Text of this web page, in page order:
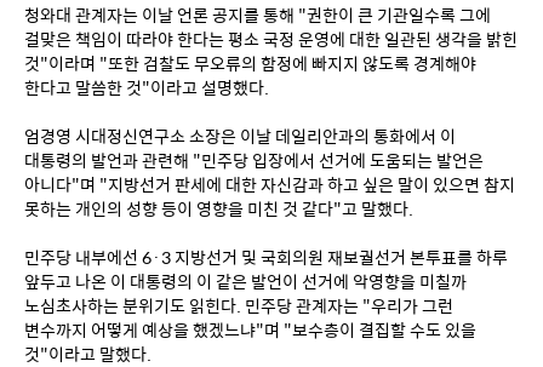
청와대 관계자는 이날 언론 공지를 통해 "권한이 큰 기관일수록 그에
걸맞은 책임이 따라야 한다는 평소 국정 운영에 대한 일관된 생각을 밝힌
것"이라며 "또한 검찰도 무오류의 함정에 빠지지 않도록 경계해야
한다고 말씀한 것"이라고 설명했다.
엄경영 시대정신연구소 소장은 이날 데일리안과의 통화에서 이
대통령의 발언과 관련해 "민주당 입장에서 선거에 도움되는 발언은
아니다"며 "지방선거 판세에 대한 자신감과 하고 싶은 말이 있으면 참지
못하는 개인의 성향 등이 영향을 미친 것 같다"고 말했다.
민주당 내부에선 6·3 지방선거 및 국회의원 재보궐선거 본투표를 하루
앞두고 나온 이 대통령의 이 같은 발언이 선거에 악영향을 미칠까
노심초사하는 분위기도 읽힌다. 민주당 관계자는 "우리가 그런
변수까지 어떻게 예상을 했겠느냐"며 "보수층이 결집할 수도 있을
것"이라고 말했다.